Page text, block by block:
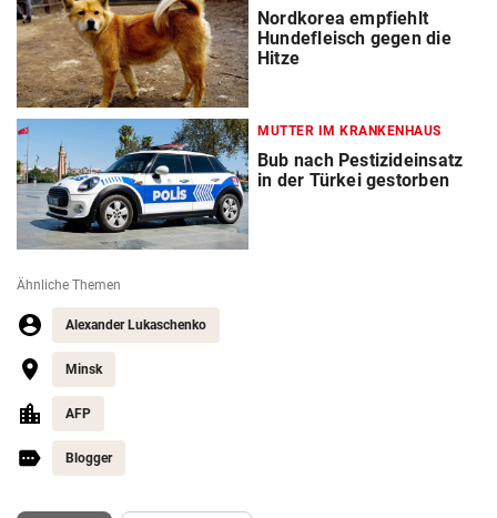
Nordkorea empfiehlt
Hundefleisch gegen die
Hitze
MUTTER IM KRANKENHAUS
Bub nach Pestizideinsatz
in der Türkei gestorben
Ähnliche Themen
Alexander Lukaschenko
Minsk
AFP
Blogger